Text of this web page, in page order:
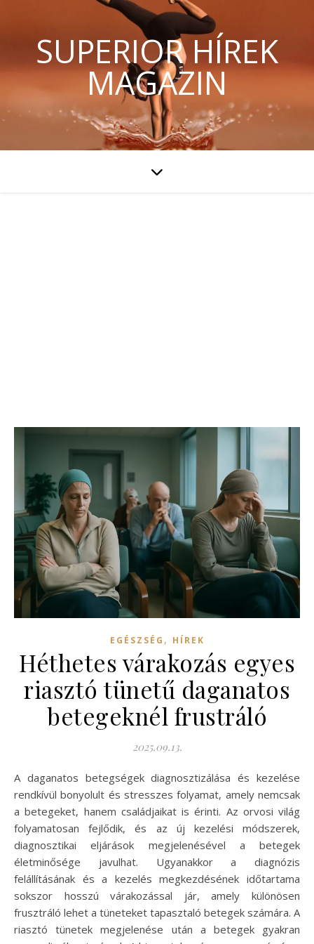
SUPERIOR HÍREK
MAGAZIN
EGÉSZSÉG , HÍREK
Héthetes várakozás egyes
riasztó tünetű daganatos
betegeknél frustráló
2025.09.13.
A daganatos betegségek diagnosztizálása és kezelése
rendkívül bonyolult és stresszes folyamat, amely nemcsak
a betegeket, hanem családjaikat is érinti. Az orvosi világ
folyamatosan fejlődik, és az új kezelési módszerek,
diagnosztikai eljárások megjelenésével a betegek
életminősége javulhat. Ugyanakkor a diagnózis
felállításának és a kezelés megkezdésének időtartama
sokszor hosszú várakozással jár, amely különösen
frusztráló lehet a tüneteket tapasztaló betegek számára. A
riasztó tünetek megjelenése után a betegek gyakran